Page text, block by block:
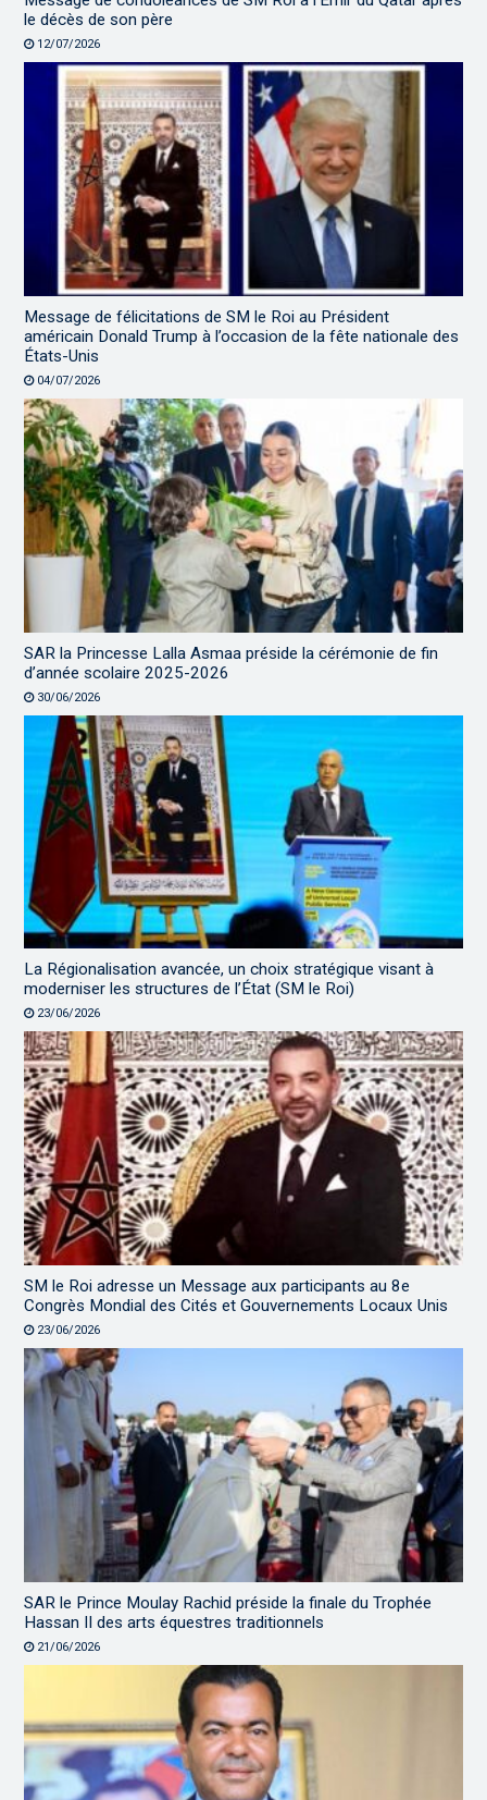
le décès de son père
12/07/2026
Message de félicitations de SM le Roi au Président
américain Donald Trump à l’occasion de la fête nationale des
États-Unis
04/07/2026
SAR la Princesse Lalla Asmaa préside la cérémonie de fin
d’année scolaire 2025-2026
30/06/2026
La Régionalisation avancée, un choix stratégique visant à
moderniser les structures de l’État (SM le Roi)
23/06/2026
SM le Roi adresse un Message aux participants au 8e
Congrès Mondial des Cités et Gouvernements Locaux Unis
23/06/2026
SAR le Prince Moulay Rachid préside la finale du Trophée
Hassan II des arts équestres traditionnels
21/06/2026